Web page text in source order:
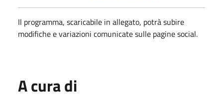
Il programma, scaricabile in allegato, potrà subire
modifiche e variazioni comunicate sulle pagine social.
A cura di